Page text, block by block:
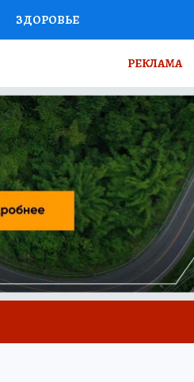
ЗДОРОВЬЕ
НА СПОРТ ПРОМОКОДЫ
КОЛЛЕКЦИИ
РЕКЛАМА